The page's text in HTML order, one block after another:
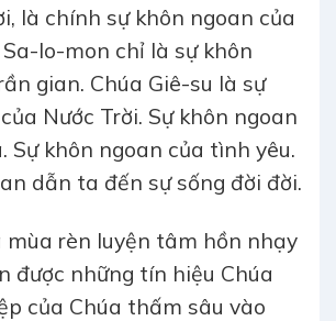
là chính sự khôn ngoan của
lo-mon chỉ là sự khôn
gian. Chúa Giê-su là sự
Nước Trời. Sự khôn ngoan
Sự khôn ngoan của tình yêu.
dẫn ta đến sự sống đời đời.
mùa rèn luyện tâm hồn nhạy
được những tín hiệu Chúa
của Chúa thấm sâu vào